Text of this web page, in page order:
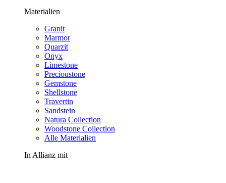
Materialien
Granit
Marmor
Quarzit
Onyx
Limestone
Precioustone
Gemstone
Shellstone
Travertin
Sandstein
Natura Collection
Woodstone Collection
Alle Materialien
In Allianz mit